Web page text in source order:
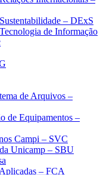
– DExS
de Informação
de Arquivos –
de Equipamentos –
Campi – SVC
Unicamp – SBU
– FCA